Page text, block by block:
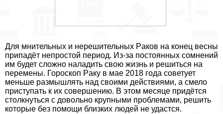
Для мнительных и нерешительных Paков на конец весны
припадёт непростой период. Из-за постоянных сомнений
им будет сложно наладить свою жизнь и решиться на
перемены. Гороскоп Paку в мае 2018 года советует
меньше размышлять над своими действиями, а смело
приступать к их совершению. В этом месяце придётся
столкнуться с довольно крупными проблемами, решить
которые без помощи близких людей не удастся.